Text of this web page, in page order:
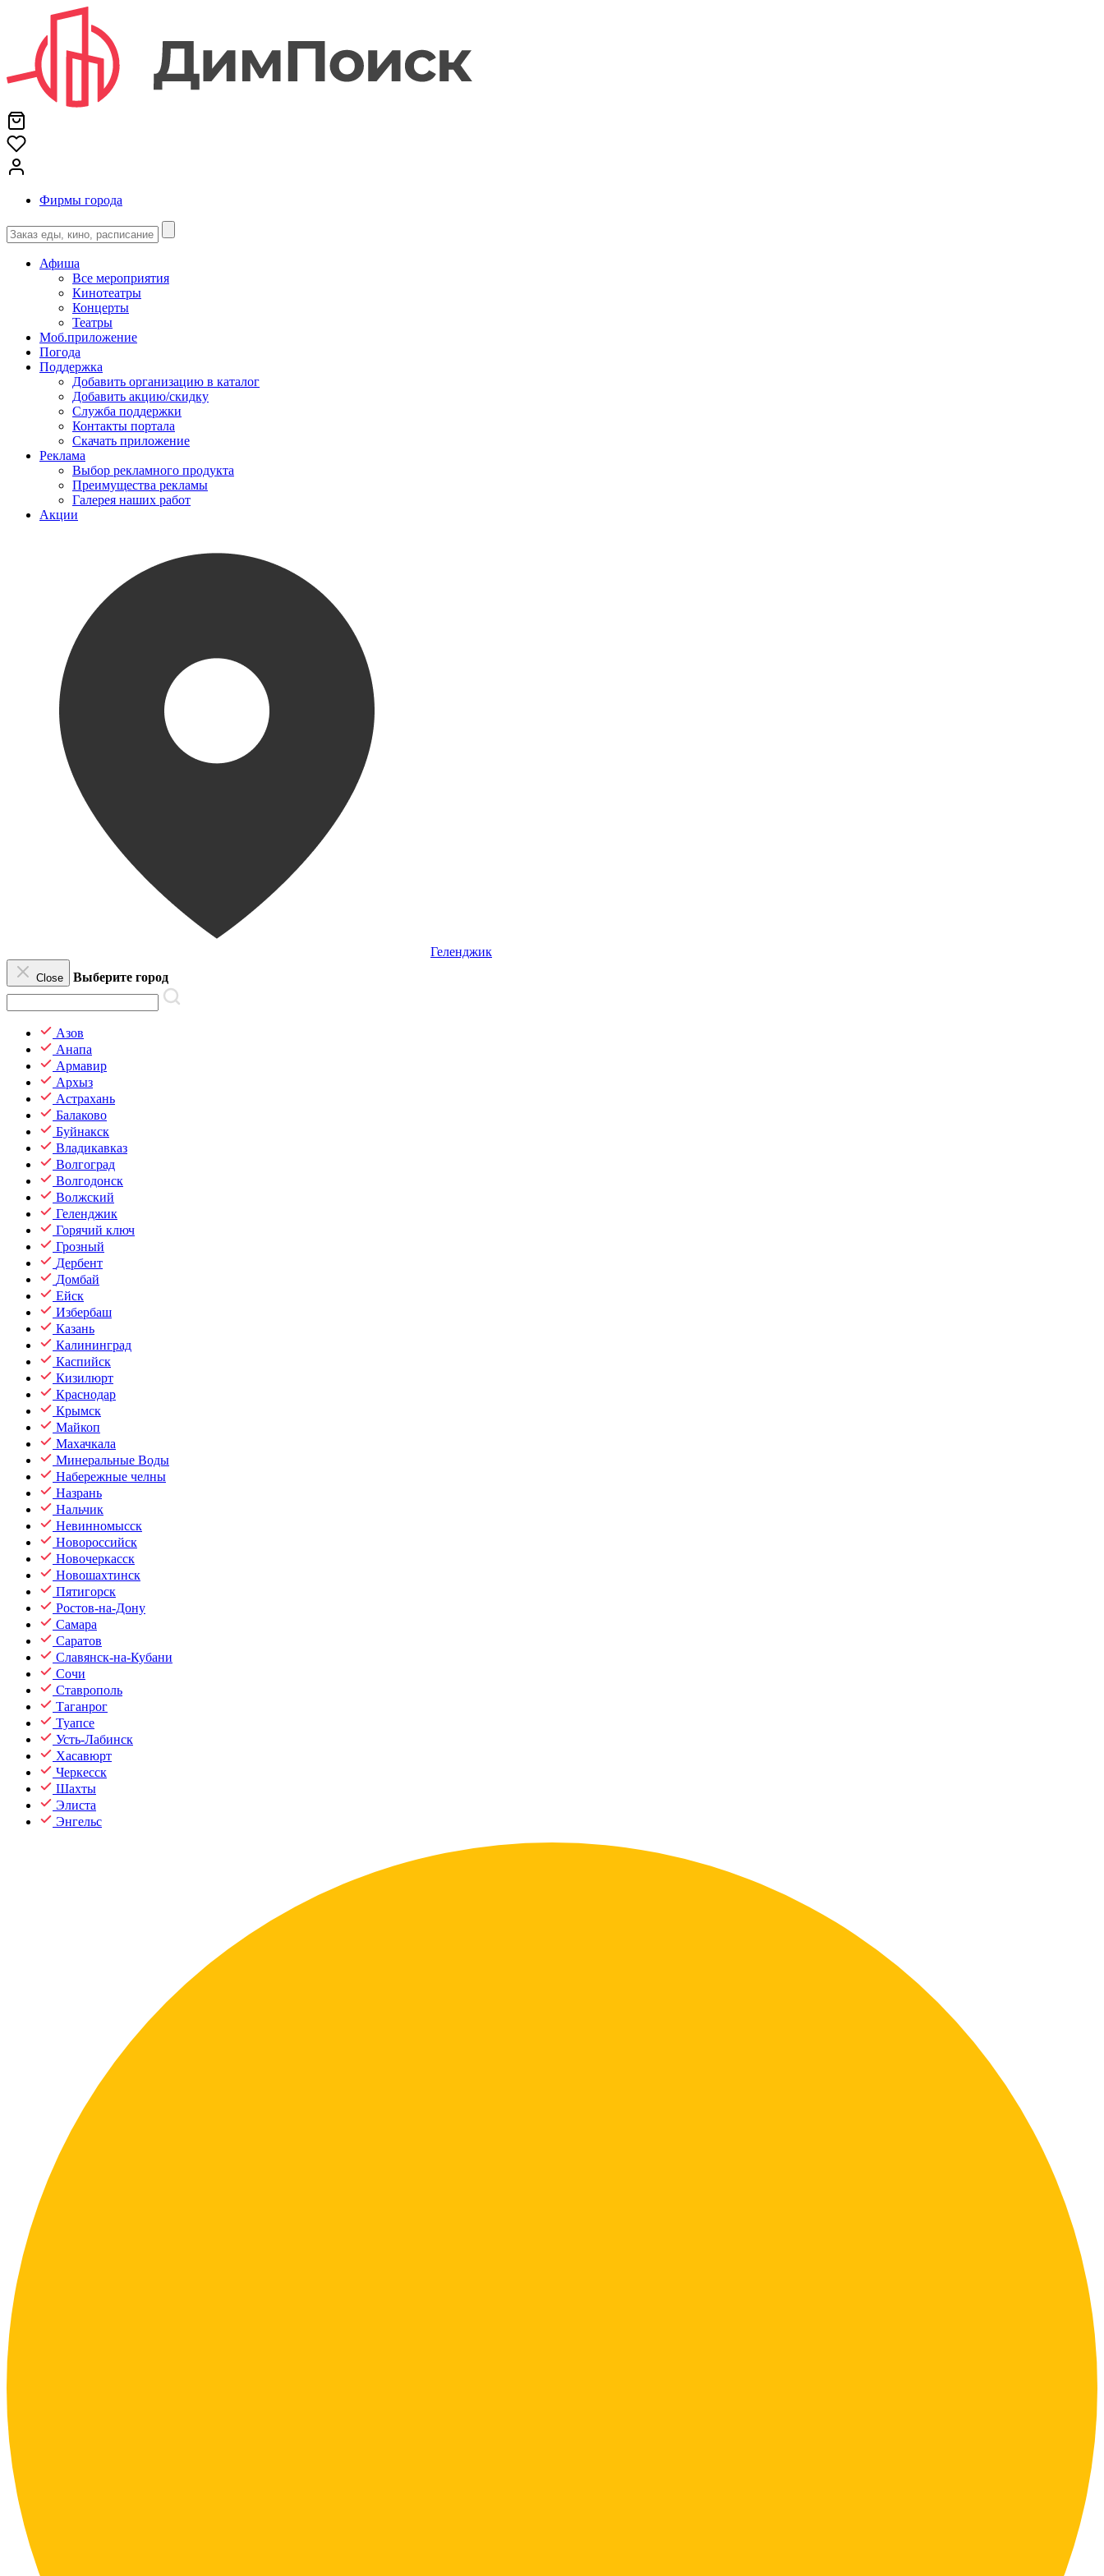
Фирмы города
Афиша
Все мероприятия
Кинотеатры
Концерты
Театры
Моб.приложение
Погода
Поддержка
Добавить организацию в каталог
Добавить акцию/скидку
Служба поддержки
Контакты портала
Скачать приложение
Реклама
Выбор рекламного продукта
Преимущества рекламы
Галерея наших работ
Акции
Геленджик
Close Выберите город
Азов
Анапа
Армавир
Архыз
Астрахань
Балаково
Буйнакск
Владикавказ
Волгоград
Волгодонск
Волжский
Геленджик
Горячий ключ
Грозный
Дербент
Домбай
Ейск
Избербаш
Казань
Калининград
Каспийск
Кизилюрт
Краснодар
Крымск
Майкоп
Махачкала
Минеральные Воды
Набережные челны
Назрань
Нальчик
Невинномысск
Новороссийск
Новочеркасск
Новошахтинск
Пятигорск
Ростов-на-Дону
Самара
Саратов
Славянск-на-Кубани
Сочи
Ставрополь
Таганрог
Туапсе
Усть-Лабинск
Хасавюрт
Черкесск
Шахты
Элиста
Энгельс